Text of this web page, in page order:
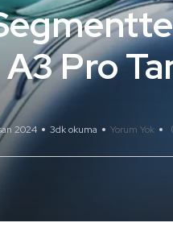
Pro
2024 3dk okuma Yorum Yok